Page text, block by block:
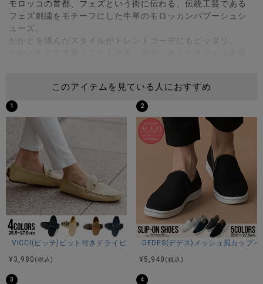
モロッコの首都、フェズという街に伝わる、伝統工芸である
フェズ刺繍をモチーフにした牛革のモロッカンバブーシュシ
ューズ。
かかとを踏んだスタイルがトレンドコーデにもピッタリ。
※職人による手作りとなりますので、生地の取り方により1点1
点柄の出方,配置,形や色に多少の誤差が生じる場合がございま
す。
※モデル画像は照明などの影響により実際の商品と異なる場合
がございます。
サイズ(cm)
M 27.5cm
素材
甲材:牛革
このアイテムを見ている人におすすめ
1
VICCI(ビッチ)ビット付きドライビングシューズ/全4色
¥ 3,980 (税込)
2
DEDES(デデス)メッシュ風カップ
¥ 5,940 (税込)
3 4